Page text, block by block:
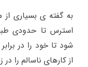
به گفته ی بسیاری
استرس تا حدودی
شود تا خود را در
از کارهای ناسالم را